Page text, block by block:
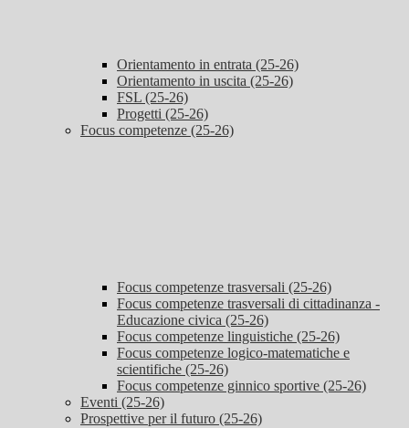
Orientamento in entrata (25-26)
Orientamento in uscita (25-26)
FSL (25-26)
Progetti (25-26)
Focus competenze (25-26)
Focus competenze trasversali (25-26)
Focus competenze trasversali di cittadinanza -
Educazione civica (25-26)
Focus competenze linguistiche (25-26)
Focus competenze logico-matematiche e
scientifiche (25-26)
Focus competenze ginnico sportive (25-26)
Eventi (25-26)
Prospettive per il futuro (25-26)